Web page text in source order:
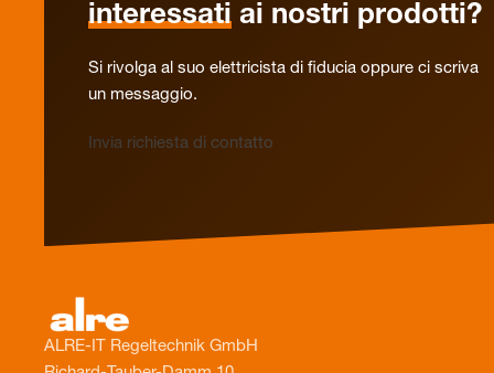
interessati ai nostri prodotti?
Si rivolga al suo elettricista di fiducia oppure ci scriva
un messaggio.
Invia richiesta di contatto
ALRE-IT Regeltechnik GmbH